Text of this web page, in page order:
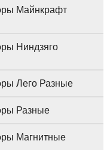
Майнкрафт
Ниндзяго
Лего Разные
Разные
Магнитные